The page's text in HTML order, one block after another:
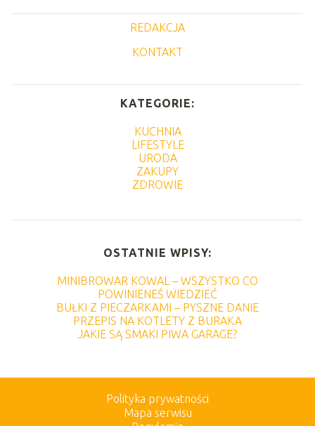
REDAKCJA
KONTAKT
KATEGORIE:
KUCHNIA
LIFESTYLE
URODA
ZAKUPY
ZDROWIE
OSTATNIE WPISY:
MINIBROWAR KOWAL – WSZYSTKO CO
POWINIENEŚ WIEDZIEĆ
BUŁKI Z PIECZARKAMI – PYSZNE DANIE
PRZEPIS NA KOTLETY Z BURAKA
JAKIE SĄ SMAKI PIWA GARAGE?
Polityka prywatności
Mapa serwisu